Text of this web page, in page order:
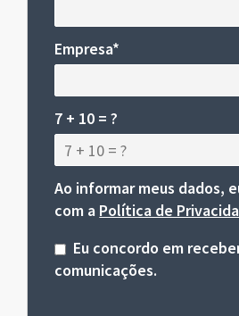
Empresa*
7 + 10 = ?
Ao informar meus dados,
com a Política de
Eu concordo em
comunicações.